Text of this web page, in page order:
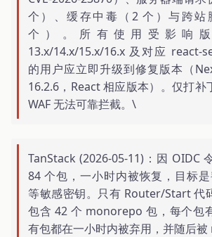
个）、缓存中毒（2 个）与跨站
个）。所有使用受影响版
13.x/14.x/15.x/16.x 及对应 react-
的用户应立即升级到修复版本（
16.2.6，React 相应版本）。仅打补
WAF 无法可靠拦截。\
TanStack (2026-05-11)：因 OIDC
84 个包，一小时内被恢复，目标是
等敏感密钥。只有 Router/Start 代
包含 42 个 monorepo 包，每个包
有包都在一小时内被弃用，并随后被